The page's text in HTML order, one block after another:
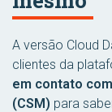
A versão Cloud
clientes da
em contato
(CSM) para